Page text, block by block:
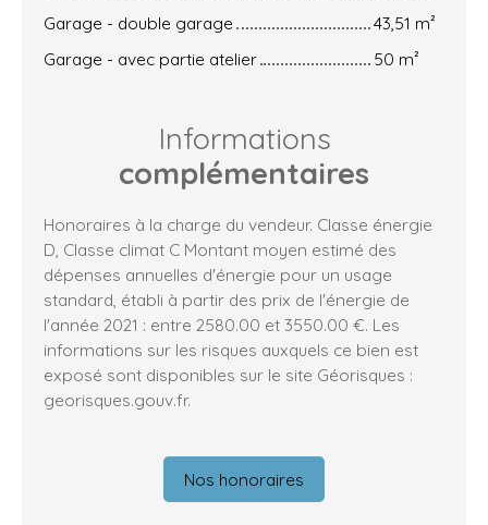
Garage - double garage
43,51 m²
Garage - avec partie atelier
50 m²
Informations
complémentaires
Honoraires à la charge du vendeur. Classe énergie
D, Classe climat C Montant moyen estimé des
dépenses annuelles d'énergie pour un usage
standard, établi à partir des prix de l'énergie de
l'année 2021 : entre 2580.00 et 3550.00 €. Les
informations sur les risques auxquels ce bien est
exposé sont disponibles sur le site Géorisques :
georisques.gouv.fr.
Nos honoraires